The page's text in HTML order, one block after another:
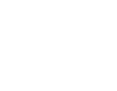
de ESO, participaron
, organizado pola
concertados e